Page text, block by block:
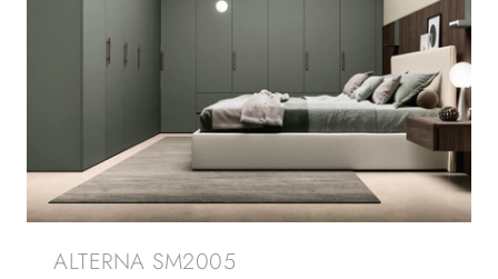
ALTERNA SM2005